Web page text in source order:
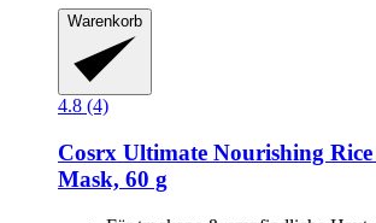
Warenkorb
4.8 (4)
Cosrx Ultimate Nourishing
Mask, 60 g